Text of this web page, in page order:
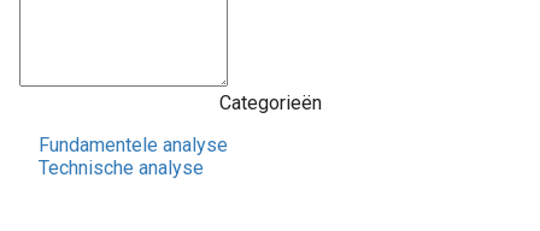
Categorieën
Fundamentele analyse
Technische analyse